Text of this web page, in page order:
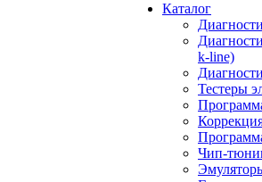
Каталог
k-line)
Тестеры
Чип-